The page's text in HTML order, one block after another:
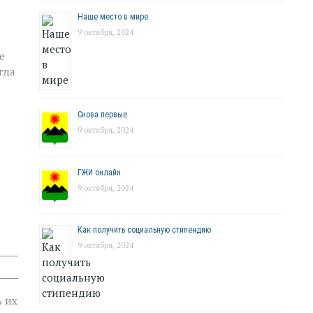
их
Наше место в мире
9 октября, 2024
Снова первые
9 октября, 2024
ГЖИ онлайн
9 октября, 2024
Как получить социальную стипендию
9 октября, 2024